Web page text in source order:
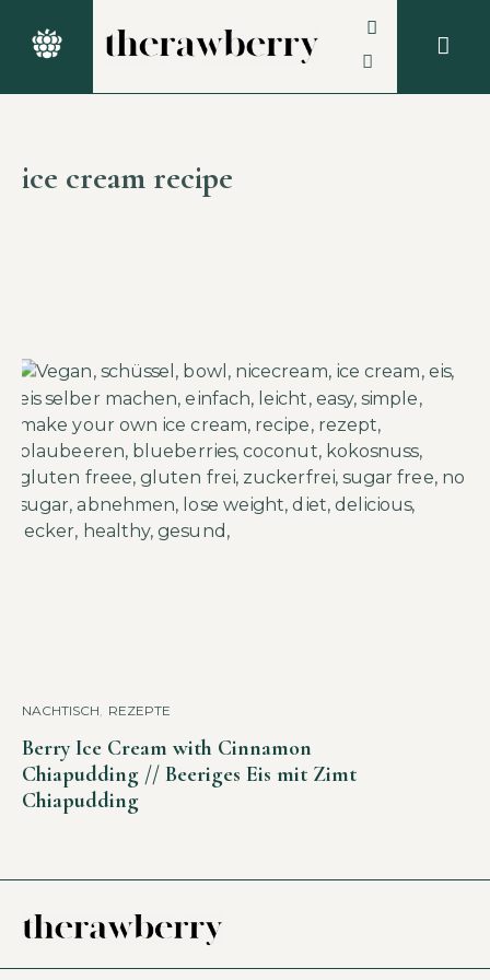
ice cream recipe
NACHTISCH REZEPTE
Berry Ice Cream with Cinnamon
Chiapudding // Beeriges Eis mit Zimt
Chiapudding